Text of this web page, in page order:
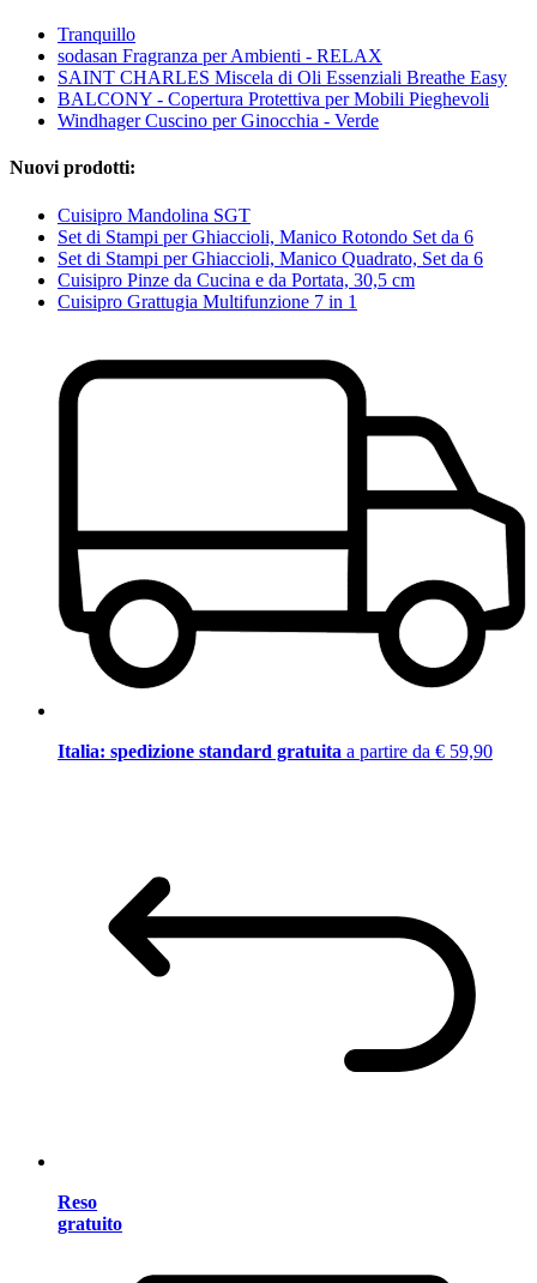
Tranquillo
sodasan Fragranza per Ambienti - RELAX
SAINT CHARLES Miscela di Oli Essenziali Breathe Easy
BALCONY - Copertura Protettiva per Mobili Pieghevoli
Windhager Cuscino per Ginocchia - Verde
Nuovi prodotti:
Cuisipro Mandolina SGT
Set di Stampi per Ghiaccioli, Manico Rotondo Set da 6
Set di Stampi per Ghiaccioli, Manico Quadrato, Set da 6
Cuisipro Pinze da Cucina e da Portata, 30,5 cm
Cuisipro Grattugia Multifunzione 7 in 1
Italia: spedizione standard gratuita a partire da € 59,90
Reso
gratuito